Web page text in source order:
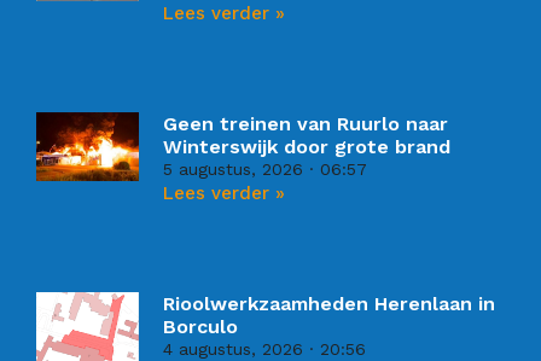
Lees verder »
Geen treinen van Ruurlo naar
Winterswijk door grote brand
5 augustus, 2026 06:57
Lees verder »
Rioolwerkzaamheden Herenlaan in
Borculo
4 augustus, 2026 20:56